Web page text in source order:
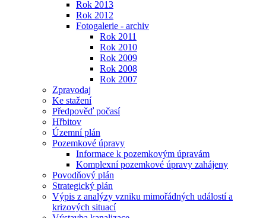
Rok 2013
Rok 2012
Fotogalerie - archiv
Rok 2011
Rok 2010
Rok 2009
Rok 2008
Rok 2007
Zpravodaj
Ke stažení
Předpověď počasí
Hřbitov
Územní plán
Pozemkové úpravy
Informace k pozemkovým úpravám
Komplexní pozemkové úpravy zahájeny
Povodňový plán
Strategický plán
Výpis z analýzy vzniku mimořádných událostí a
krizových situací